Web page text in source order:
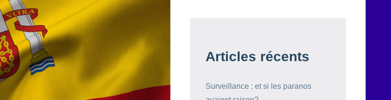
Articles récents
Surveillance : et si les paranos